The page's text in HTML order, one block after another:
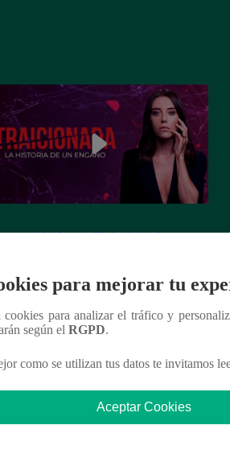
Lunes 09 de diciembre –
interesar
para mejorar tu
para analizar el tráfico y
según el RGPD.
como se utilizan tus datos te invitamos
Aceptar Cookies